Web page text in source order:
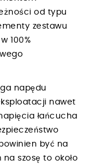
od typu
zestawu
100%
napędu
nawet
łańcucha
być na
szosę to około